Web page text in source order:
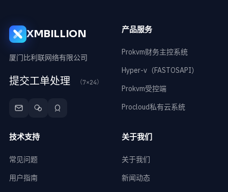
XMBILLION
厦门比利联网络有限公司
提交工单处理 （7×24）
产品服务
Prokvm财务主控系统
Hyper-v（FASTOSAPI）
Prokvm受控端
Procloud私有云系统
技术支持
常见问题
用户指南
关于我们
关于我们
新闻动态